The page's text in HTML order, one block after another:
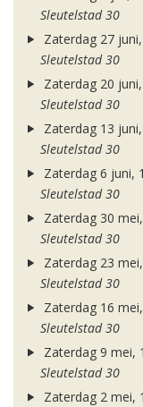
Sleutelstad 30
Zaterdag 27
Sleutelstad 30
Zaterdag 20
Sleutelstad 30
Zaterdag 13
Sleutelstad 30
Zaterdag 6 juni,
Sleutelstad 30
Zaterdag 30
Sleutelstad 30
Zaterdag 23
Sleutelstad 30
Zaterdag 16
Sleutelstad 30
Zaterdag 9 mei,
Sleutelstad 30
Zaterdag 2 mei,